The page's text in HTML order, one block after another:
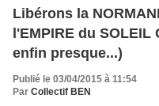
Libérons la
l'EMPIRE du
enfin presque...)
Publié le 03/04/2015 à 11:54
Par Collectif BEN